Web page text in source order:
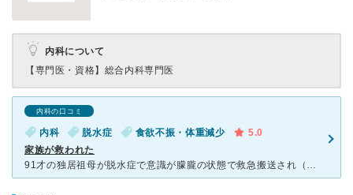
内科について
【専門医・資格】 総合内科専門医
内科の口コミ
内科 脱水症 食欲不振・体重減少
5.0
家族が救われた
91才の独居祖母が脱水症で意識が朦朧の状態で救急搬送され（他の救急病院に）1ケ月程入院・治療を受け奇跡的に回復も、認知症の症状が進み退院後の一人暮らしは不可能となり、施設か他の病院か二択になったが、遠